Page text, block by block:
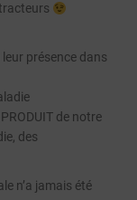
présence dans
de notre
des
n’a jamais été